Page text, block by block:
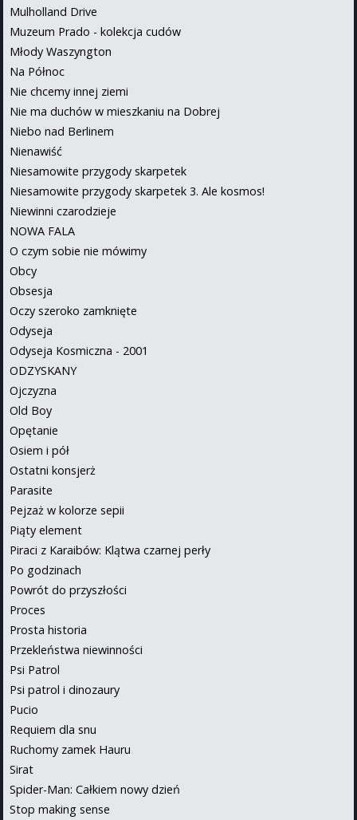
Mulholland Drive
Muzeum Prado - kolekcja cudów
Młody Waszyngton
Na Północ
Nie chcemy innej ziemi
Nie ma duchów w mieszkaniu na Dobrej
Niebo nad Berlinem
Nienawiść
Niesamowite przygody skarpetek
Niesamowite przygody skarpetek 3. Ale kosmos!
Niewinni czarodzieje
NOWA FALA
O czym sobie nie mówimy
Obcy
Obsesja
Oczy szeroko zamknięte
Odyseja
Odyseja Kosmiczna - 2001
ODZYSKANY
Ojczyzna
Old Boy
Opętanie
Osiem i pół
Ostatni konsjerż
Parasite
Pejzaż w kolorze sepii
Piąty element
Piraci z Karaibów: Klątwa czarnej perły
Po godzinach
Powrót do przyszłości
Proces
Prosta historia
Przekleństwa niewinności
Psi Patrol
Psi patrol i dinozaury
Pucio
Requiem dla snu
Ruchomy zamek Hauru
Sirat
Spider-Man: Całkiem nowy dzień
Stop making sense